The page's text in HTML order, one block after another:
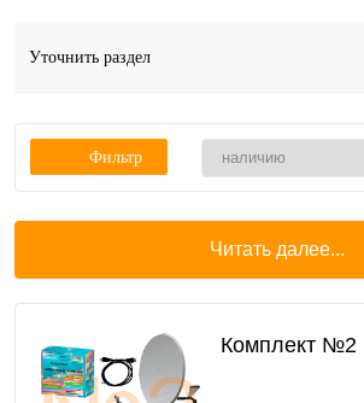
Уточнить раздел
Фильтр
Читать далее...
Комплект №2